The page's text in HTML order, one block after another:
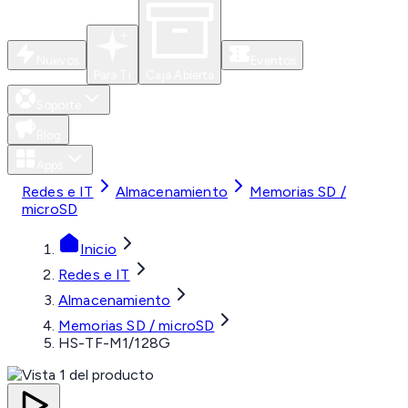
Redes e IT Almacenamiento
Memorias SD /
microSD
Inicio
Redes e IT
Almacenamiento
Memorias SD / microSD
HS-TF-M1/128G